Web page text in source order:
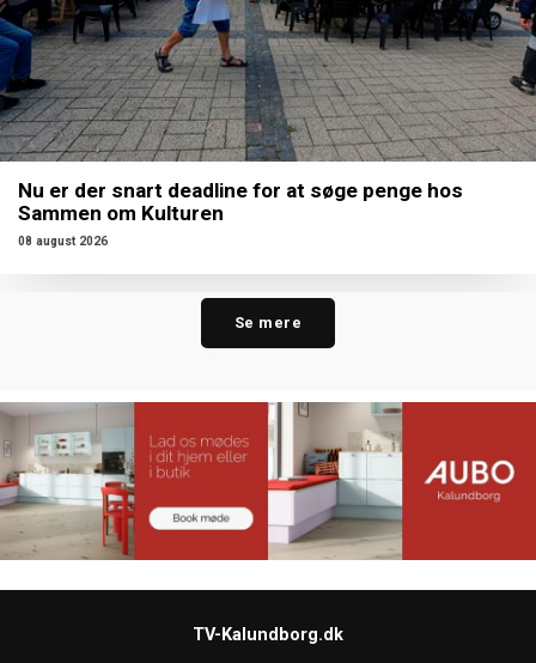
Nu er der snart deadline for at søge penge hos
Sammen om Kulturen
08 august 2026
Se mere
TV-Kalundborg.dk